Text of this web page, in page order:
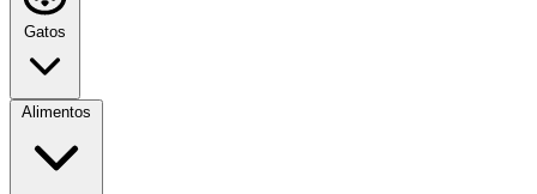
Gatos
Alimentos